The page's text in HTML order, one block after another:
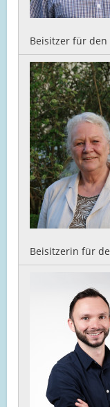
Beisitzer für den
Beisitzerin für